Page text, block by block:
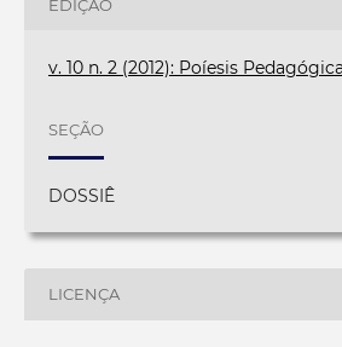
EDIÇÃO
v. 10 n. 2 (2012): Poíesis Pedagógica
SEÇÃO
DOSSIÊ
LICENÇA